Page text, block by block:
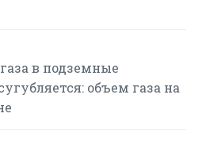
в подземные
объем газа на